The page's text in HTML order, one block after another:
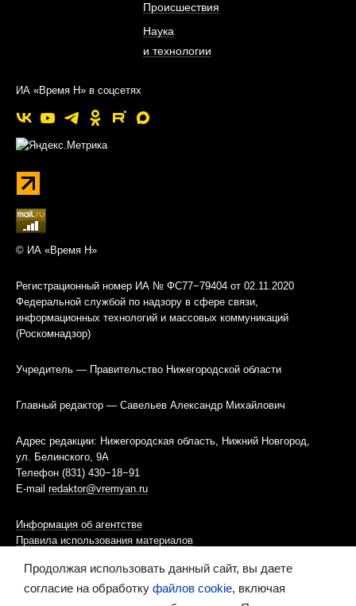
Происшествия
Наука
и технологии
ИА «Время Н» в соцсетях
© ИА «Время Н»
Регистрационный номер ИА № ФС77−79404 от 02.11.2020
Федеральной службой по надзору в сфере связи,
информационных технологий и массовых коммуникаций
(Роскомнадзор)
Учредитель — Правительство Нижегородской области
Главный редактор — Савельев Александр Михайлович
Адрес редакции: Нижегородская область, Нижний Новгород,
ул. Белинского, 9А
Телефон (831) 430−18−91
E-mail redaktor@vremyan.ru
Информация об агентстве
Правила использования материалов
Информационная политика использования «cookies»-файлов
Продолжая использовать данный сайт, вы даете
согласие на обработку файлов cookie, включая